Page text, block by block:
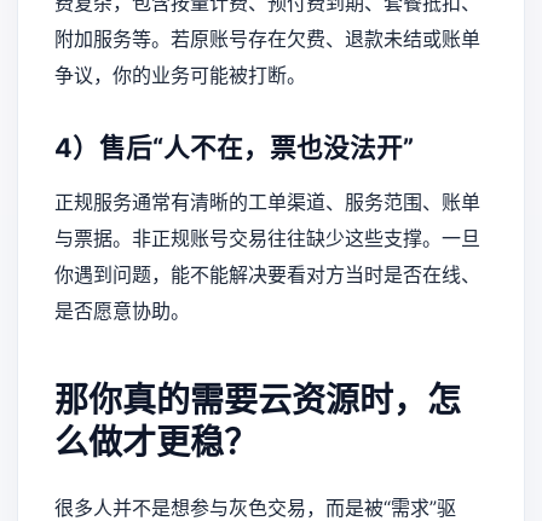
附加服务等。若原账号存在欠费、退款未结或账单
争议，你的业务可能被打断。
4）售后“人不在，票也没法开”
正规服务通常有清晰的工单渠道、服务范围、账单
与票据。非正规账号交易往往缺少这些支撑。一旦
你遇到问题，能不能解决要看对方当时是否在线、
是否愿意协助。
那你真的需要云资源时，怎
么做才更稳？
很多人并不是想参与灰色交易，而是被“需求”驱